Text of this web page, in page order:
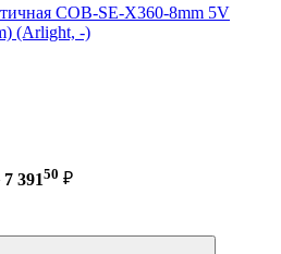
COB-SE-X360-8mm 5V
(Arlight, -)
7 39150 ₽